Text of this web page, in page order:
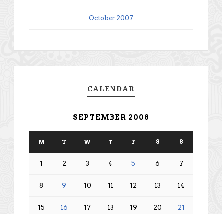
October 2007
CALENDAR
SEPTEMBER 2008
M T W T F S S
1 2 3 4 5 6 7
8 9 10 11 12 13 14
15 16 17 18 19 20 21